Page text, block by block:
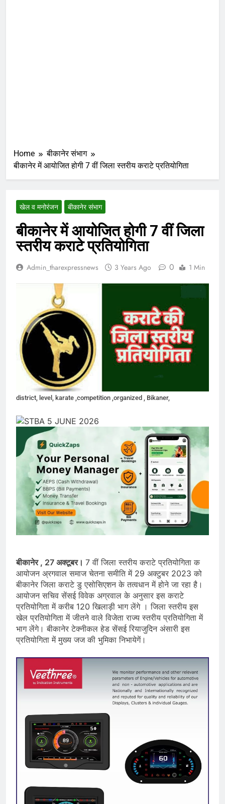
Home
बीकानेर संभाग
बीकानेर में आयोजित होगी 7 वीं जिला स्तरीय कराटे प्रतियोगिता
खेल व मनोरंजन बीकानेर संभाग
बीकानेर में आयोजित होगी 7 वीं जिला
स्तरीय कराटे प्रतियोगिता
Admin_tharexpressnews 3 Years Ago 0 1 Min
district, level, karate ,competition ,organized , Bikaner,
बीकानेर , 27 अक्टूबर। 7 वीं जिला स्तरीय कराटे प्रतियोगिता क
आयोजन अ्रगवाल समाज चेतना समीति में 29 अक्टुबर 2023 को
बीकानेर जिला कराटे डु एसोसिएशन के तत्वधान में होने जा रहा है।
आयोजन सचिव सेंसई विवेक अग्रवाल के अनुसार इस कराटे
प्रतियोगिता में करीब 120 खिलाड़ी भाग लेंगे । जिला स्तरीय इस
खेल प्रतियोगिता में जीतने वाले विजेता राज्य स्तरीय प्रतियोगिता में
भाग लेंगे। बीकानेर टेक्नीकल हेड सेंसई रियाजुदिन अंसारी इस
प्रतियोगिता में मुख्य जज की भुमिका निभायेगें।